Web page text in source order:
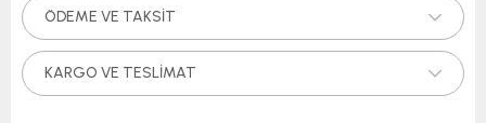
ÖDEME VE TAKSIT
KARGO VE TESLIMAT